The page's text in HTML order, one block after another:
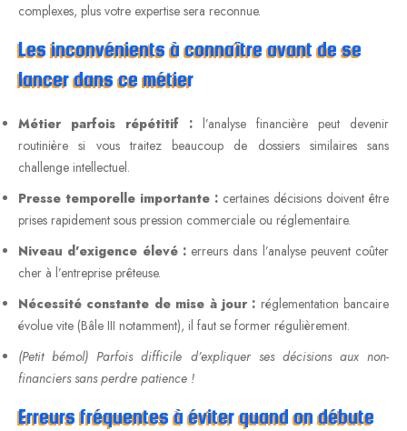
complexes, plus votre expertise sera reconnue.
Les inconvénients à connaître avant de se
lancer dans ce métier
Métier parfois répétitif : l’analyse financière peut devenir
routinière si vous traitez beaucoup de dossiers similaires sans
challenge intellectuel.
Presse temporelle importante : certaines décisions doivent être
prises rapidement sous pression commerciale ou réglementaire.
Niveau d’exigence élevé :erreurs dans l’analyse peuvent coûter
cher à l’entreprise prêteuse.
Nécessité constante de mise à jour : réglementation bancaire
évolue vite (Bâle III notamment), il faut se former régulièrement.
(Petit bémol) Parfois difficile d’expliquer ses décisions aux non-
financiers sans perdre patience !
Erreurs fréquentes à éviter quand on débute